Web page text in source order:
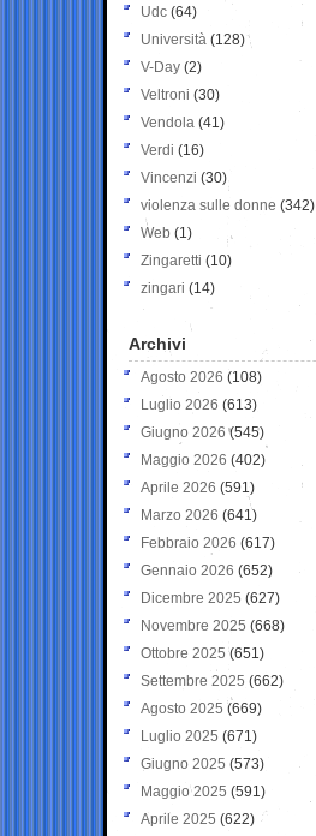
Udc (64)
Università (128)
V-Day (2)
Veltroni (30)
Vendola (41)
Verdi (16)
Vincenzi (30)
violenza sulle donne (342)
Web (1)
Zingaretti (10)
zingari (14)
Archivi
Agosto 2026 (108)
Luglio 2026 (613)
Giugno 2026 (545)
Maggio 2026 (402)
Aprile 2026 (591)
Marzo 2026 (641)
Febbraio 2026 (617)
Gennaio 2026 (652)
Dicembre 2025 (627)
Novembre 2025 (668)
Ottobre 2025 (651)
Settembre 2025 (662)
Agosto 2025 (669)
Luglio 2025 (671)
Giugno 2025 (573)
Maggio 2025 (591)
Aprile 2025 (622)